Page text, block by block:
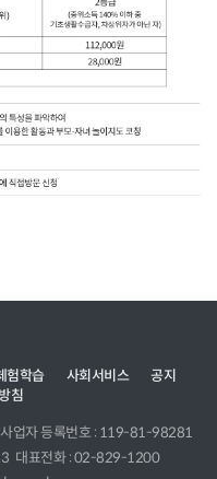
험학습 사회서비스
공지
침
사업자 등록번호 : 119-81-98281
대표전화 : 02-829-1200